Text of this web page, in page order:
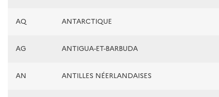
AQ ANTARCTIQUE
AG ANTIGUA-ET-BARBUDA
AN ANTILLES NÉERLANDAISES